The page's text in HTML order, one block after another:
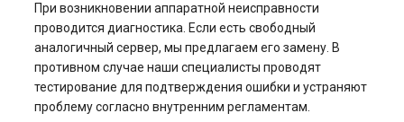
При возникновении аппаратной неисправности
проводится диагностика. Если есть свободный
аналогичный сервер, мы предлагаем его замену. В
противном случае наши специалисты проводят
тестирование для подтверждения ошибки и устраняют
проблему согласно внутренним регламентам.